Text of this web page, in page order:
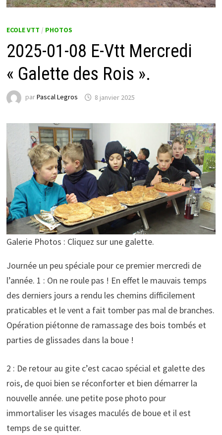
ECOLE VTT / PHOTOS
2025-01-08 E-Vtt Mercredi
« Galette des Rois ».
parPascal Legros 8 janvier 2025
Galerie Photos : Cliquez sur une galette.
Journée un peu spéciale pour ce premier mercredi de
l’année. 1 : On ne roule pas ! En effet le mauvais temps
des derniers jours a rendu les chemins difficilement
praticables et le vent a fait tomber pas mal de branches.
Opération piétonne de ramassage des bois tombés et
parties de glissades dans la boue !
2 : De retour au gite c’est cacao spécial et galette des
rois, de quoi bien se réconforter et bien démarrer la
nouvelle année. une petite pose photo pour
immortaliser les visages maculés de boue et il est
temps de se quitter.